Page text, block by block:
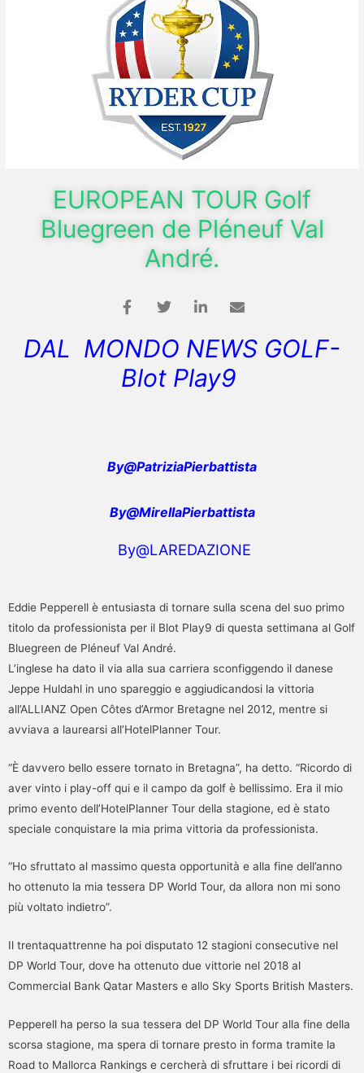
EUROPEAN TOUR Golf
Bluegreen de Pléneuf Val
André.
DAL MONDO NEWS GOLF-
Blot Play9
By@PatriziaPierbattista
By@MirellaPierbattista
By@LAREDAZIONE
Eddie Pepperell è entusiasta di tornare sulla scena del suo primo
titolo da professionista per il Blot Play9 di questa settimana al Golf
Bluegreen de Pléneuf Val André.
L’inglese ha dato il via alla sua carriera sconfiggendo il danese
Jeppe Huldahl in uno spareggio e aggiudicandosi la vittoria
all’ALLIANZ Open Côtes d’Armor Bretagne nel 2012, mentre si
avviava a laurearsi all’HotelPlanner Tour.
“È davvero bello essere tornato in Bretagna”, ha detto. “Ricordo di
aver vinto i play-off qui e il campo da golf è bellissimo. Era il mio
primo evento dell’HotelPlanner Tour della stagione, ed è stato
speciale conquistare la mia prima vittoria da professionista.
“Ho sfruttato al massimo questa opportunità e alla fine dell’anno
ho ottenuto la mia tessera DP World Tour, da allora non mi sono
più voltato indietro”.
Il trentaquattrenne ha poi disputato 12 stagioni consecutive nel
DP World Tour, dove ha ottenuto due vittorie nel 2018 al
Commercial Bank Qatar Masters e allo Sky Sports British Masters.
Pepperell ha perso la sua tessera del DP World Tour alla fine della
scorsa stagione, ma spera di tornare presto in forma tramite la
Road to Mallorca Rankings e cercherà di sfruttare i bei ricordi di